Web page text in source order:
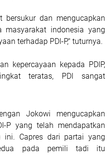
bersukur dan mengucapkan
masyarakat indonesia yang
terhadap PDI-P," tuturnya.
kepercayaan kepada PDIP,
teratas, PDI sangat
Jokowi mengucapkan
P yang telah mendapatkan
ini. Capres dari partai yang
pada pemili tadi itu